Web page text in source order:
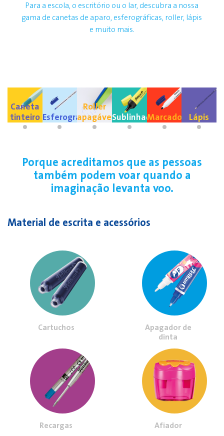
Para a escola, o escritório ou o lar, descubra a nossa
gama de canetas de aparo, esferográficas, roller, lápis
e muito mais.
Caneta
tinteiro Esferográficas
Roller
apagávelSublinhadoresMarcadoresLápis
Porque acreditamos que as pessoas
também podem voar quando a
imaginação levanta voo.
Material de escrita e acessórios
Cartuchos
Apagador de
dinta
Recargas Afiador